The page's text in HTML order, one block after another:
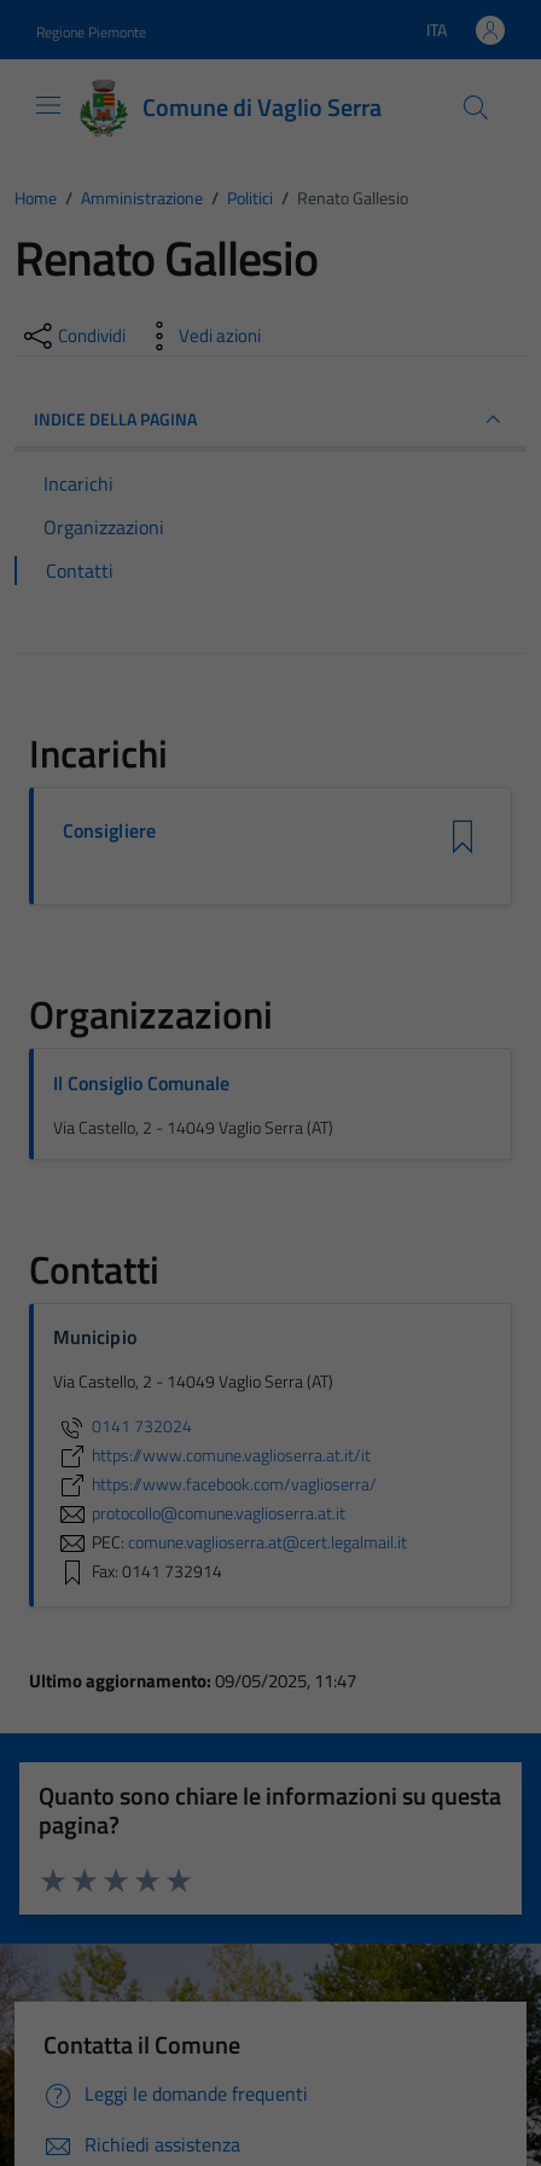
Regione Piemonte Lingua attiva:
ITA
Comune di Vaglio Serra
Home / Amministrazione / Politici / Renato Gallesio
Renato Gallesio
Condividi Vedi azioni
INDICE DELLA PAGINA
Incarichi
Organizzazioni
Contatti
Incarichi
Consigliere
Organizzazioni
Il Consiglio Comunale
Via Castello, 2 - 14049 Vaglio Serra (AT)
Contatti
Municipio
Via Castello, 2 - 14049 Vaglio Serra (AT)
0141 732024
https://www.comune.vaglioserra.at.it/it
https://www.facebook.com/vaglioserra/
protocollo@comune.vaglioserra.at.it
PEC:comune.vaglioserra.at@cert.legalmail.it
Fax: 0141 732914
Ultimo aggiornamento:09/05/2025, 11:47
Quanto sono chiare le informazioni su questa
pagina?
Valuta 5 stelle su 5
Valuta 4 stelle su 5
Valuta 3 stelle su 5
Valuta 2 stelle su 5
Valuta 1 stelle su 5
Contatta il Comune
Leggi le domande frequenti
Richiedi assistenza